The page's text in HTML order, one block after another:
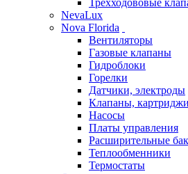
Трехходововые
NevaLux
Nova Florida
Вентиляторы
Газовые клапаны
Гидроблоки
Горелки
Датчики, электроды
Клапаны,
Насосы
Платы управления
Расширительные
Теплообменники
Термостаты